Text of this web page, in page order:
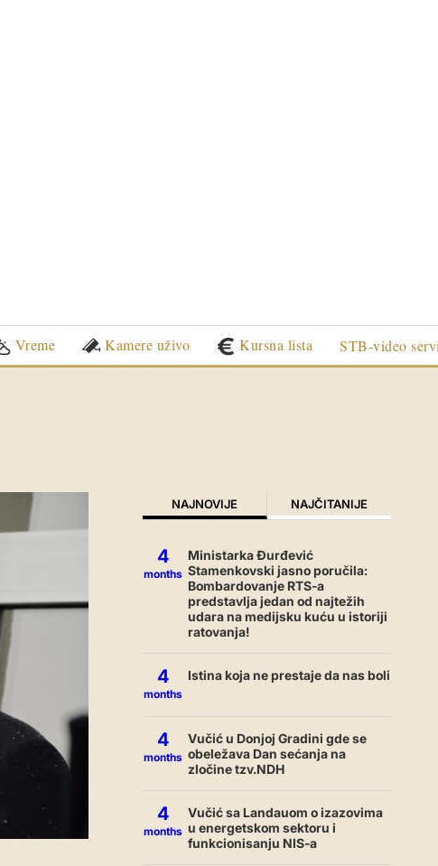
Vreme Kamere uživo Kursna lista STB-video
NAJNOVIJE NAJČITANIJE
4
months
Ministarka Đurđević
Stamenkovski jasno poručila:
Bombardovanje RTS-a
predstavlja jedan od najtežih
udara na medijsku kuću u istoriji
ratovanja!
4
months
Istina koja ne prestaje da nas boli
4
months
Vučić u Donjoj Gradini gde se
obeležava Dan sećanja na
zločine tzv.NDH
4
months
Vučić sa Landauom o izazovima
u energetskom sektoru i
funkcionisanju NIS-a